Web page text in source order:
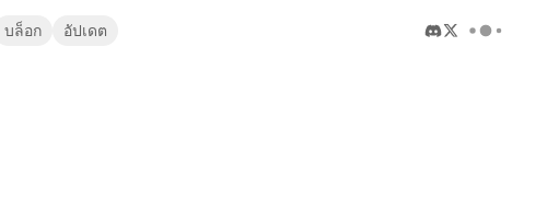
บล็อก อัปเดต